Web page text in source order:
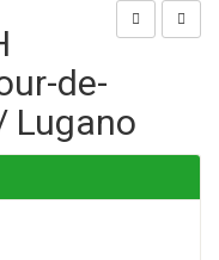
de-
Lugano